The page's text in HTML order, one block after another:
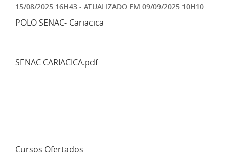
15/08/2025 16H43 - ATUALIZADO EM 09/09/2025 10H10
POLO SENAC- Cariacica
SENAC CARIACICA.pdf
Cursos Ofertados